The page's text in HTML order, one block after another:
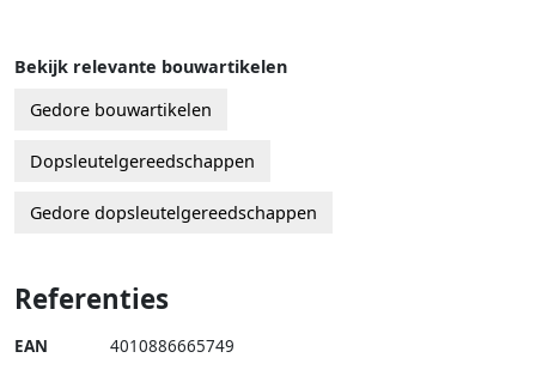
Bekijk relevante bouwartikelen
Gedore bouwartikelen
Dopsleutelgereedschappen
Gedore dopsleutelgereedschappen
Referenties
EAN 4010886665749